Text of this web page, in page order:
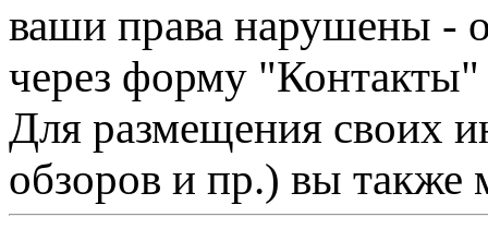
ваши права нарушены -
через форму "Контакты"
Для размещения своих
обзоров и пр.) вы также